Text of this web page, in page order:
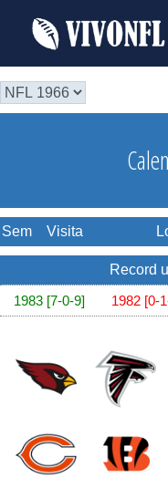
Sem Visita
Record
1983 [7-0-9] 1982 [0-